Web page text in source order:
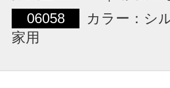
06058
カラー：シ
家用